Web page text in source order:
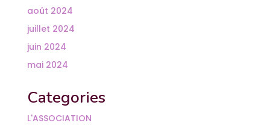
août 2024
juillet 2024
juin 2024
mai 2024
Categories
L'ASSOCIATION